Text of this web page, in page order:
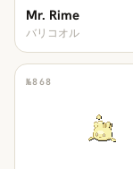
Mr. Rime
バリコオル
№868